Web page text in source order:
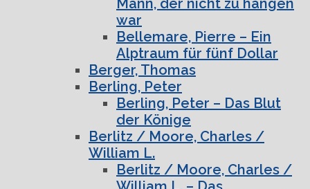
Mann, der nicht zu hängen
war
Bellemare, Pierre – Ein
Alptraum für fünf Dollar
Berger, Thomas
Berling, Peter
Berling, Peter – Das Blut
der Könige
Berlitz / Moore, Charles /
William L.
Berlitz / Moore, Charles /